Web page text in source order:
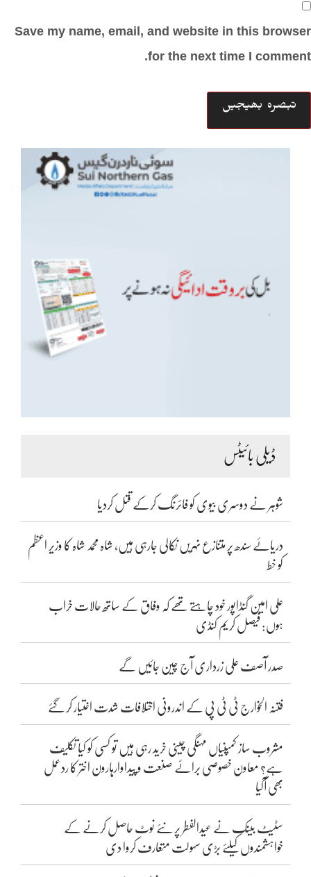
Save my name, email, and website in this browser
for the next time I comment.
ڈیلی بائیٹس
شوہر نے دوسری بیوی کو فائرنگ کرکے قتل کردیا
دریائے سندھ پر متنازع نہریں نکالی جارہی ہیں، شاہ محمد شاہ کا وزیر اعظم
کو خط
علی امین گنڈاپور خود چاہتے تھے کہ وفاق کے ساتھ حالات خراب
ہوں: فیصل کریم کنڈی
صدر آصف علی زرداری آج چین جائیں گے
فتنہ الخوارج ٹی ٹی پی کے اندرونی اختلافات شدت اختیار کر گئے
مشروب ساز کمپنیاں مہنگی چینی خرید رہی ہیں تو کسی کو کیا تکلیف
ہے؟ معاون خصوصی برائے صنعت و پیداوارہارون اختر کا ردعمل
بھی آگیا
سٹیٹ بینک نے عیدالفطر پر نئے نوٹ حاصل کرنے کے
خواہشمندوں کیلئے بڑی سہولت متعارف کروا دی